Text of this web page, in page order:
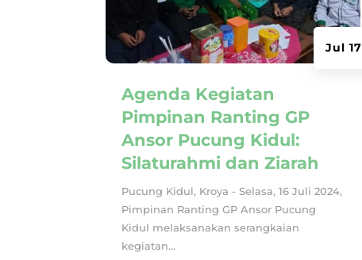
Agenda Kegiatan
Pimpinan Ranting GP
Ansor Pucung Kidul:
Silaturahmi dan Ziarah
Jul 17
Pucung Kidul, Kroya - Selasa, 16 Juli 2024,
Pimpinan Ranting GP Ansor Pucung
Kidul melaksanakan serangkaian
kegiatan...